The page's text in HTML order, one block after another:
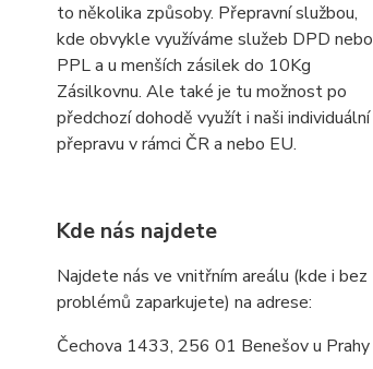
to několika způsoby. Přepravní službou,
kde obvykle využíváme služeb DPD nebo
PPL a u menších zásilek do 10Kg
Zásilkovnu. Ale také je tu možnost po
předchozí dohodě využít i naši individuální
přepravu v rámci ČR a nebo EU.
Kde nás najdete
Najdete nás ve vnitřním areálu (kde i bez
problémů zaparkujete) na adrese:
Čechova 1433, 256 01 Benešov u Prahy